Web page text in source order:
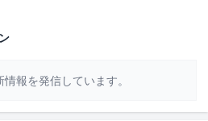
情報を発信しています。